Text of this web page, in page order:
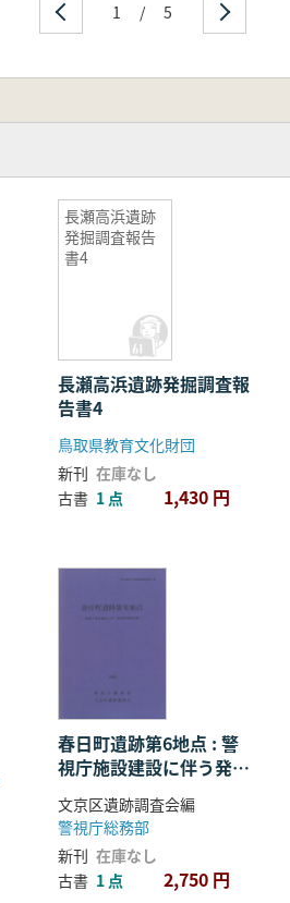
1 / 5
長瀬高浜遺跡
発掘調査報告
書4
長瀬高浜遺跡発掘調査報
告書4
鳥取県教育文化財団
新刊 在庫なし
古書 1 点 1,430 円
春日町遺跡第6地点 : 警
視庁施設建設に伴う発掘
調査報告書
文京区遺跡調査会編
警視庁総務部
新刊 在庫なし
古書 1 点 2,750 円